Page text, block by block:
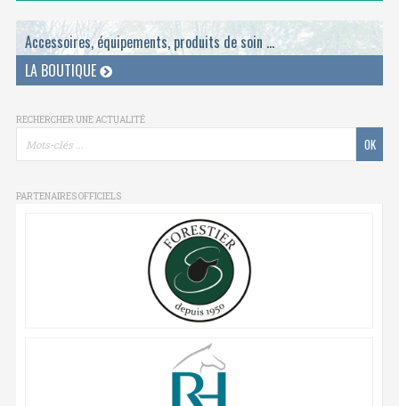
Accessoires, équipements, produits de soin ...
LA BOUTIQUE
RECHERCHER UNE ACTUALITÉ
PARTENAIRES OFFICIELS